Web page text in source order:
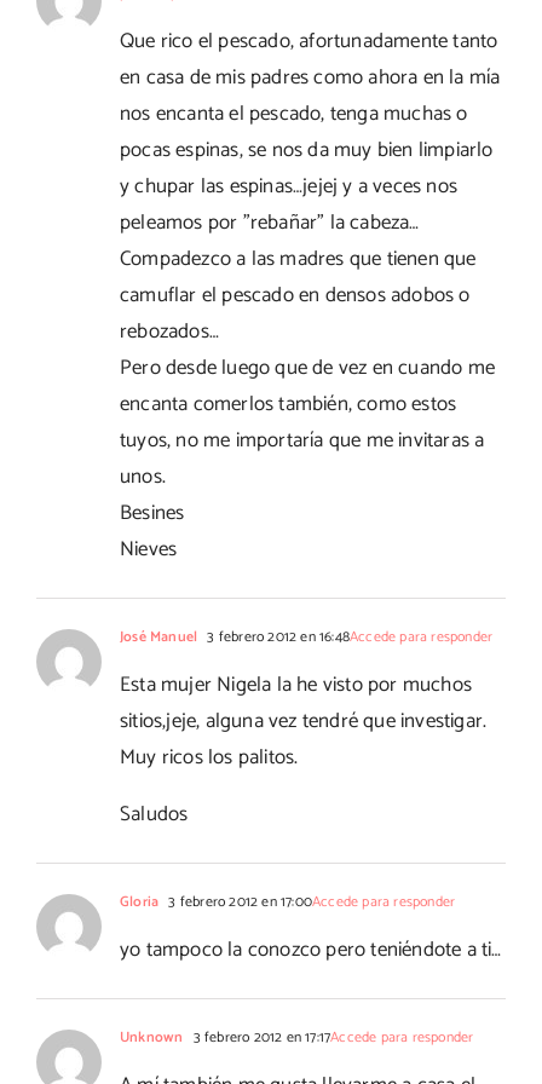
Que rico el pescado, afortunadamente tanto
en casa de mis padres como ahora en la mía
nos encanta el pescado, tenga muchas o
pocas espinas, se nos da muy bien limpiarlo
y chupar las espinas…jejej y a veces nos
peleamos por "rebañar" la cabeza…
Compadezco a las madres que tienen que
camuflar el pescado en densos adobos o
rebozados…
Pero desde luego que de vez en cuando me
encanta comerlos también, como estos
tuyos, no me importaría que me invitaras a
unos.
Besines
Nieves
José Manuel 3 febrero 2012 en 16:48Accede para responder
Esta mujer Nigela la he visto por muchos
sitios,jeje, alguna vez tendré que investigar.
Muy ricos los palitos.
Saludos
Gloria 3 febrero 2012 en 17:00Accede para responder
yo tampoco la conozco pero teniéndote a ti…
Unknown 3 febrero 2012 en 17:17Accede para responder